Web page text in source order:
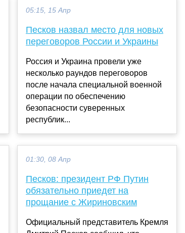
05:15, 15 Апр
Песков назвал место для новых
переговоров России и Украины
Россия и Украина провели уже
несколько раундов переговоров
после начала специальной военной
операции по обеспечению
безопасности суверенных
республик...
01:30, 08 Апр
Песков: президент РФ Путин
обязательно приедет на
прощание с Жириновским
Официальный представитель Кремля